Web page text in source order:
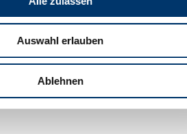
Auswahl erlauben
Ablehnen
mit DCW ®
SVP Schlössern an Feuer- und